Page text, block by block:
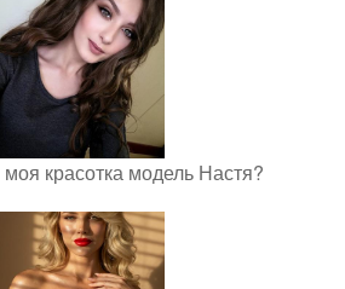
красотка модель Настя?